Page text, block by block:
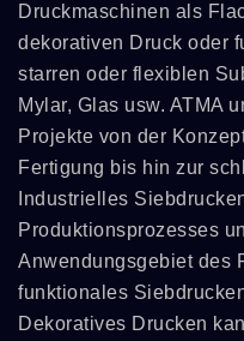
Druckmaschinen als
dekorativen Druck oder
starren oder flexiblen
Mylar, Glas usw. ATMA
Projekte von der
Fertigung bis hin zur
Industrielles
Produktionsprozesses
Anwendungsgebiet des
funktionales
Dekoratives Drucken